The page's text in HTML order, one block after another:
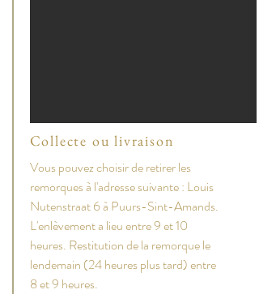
Collecte ou livraison
Vous pouvez choisir de retirer les
remorques à l'adresse suivante : Louis
Nutenstraat 6 à Puurs-Sint-Amands.
L'enlèvement a lieu entre 9 et 10
heures. Restitution de la remorque le
lendemain (24 heures plus tard) entre
8 et 9 heures.